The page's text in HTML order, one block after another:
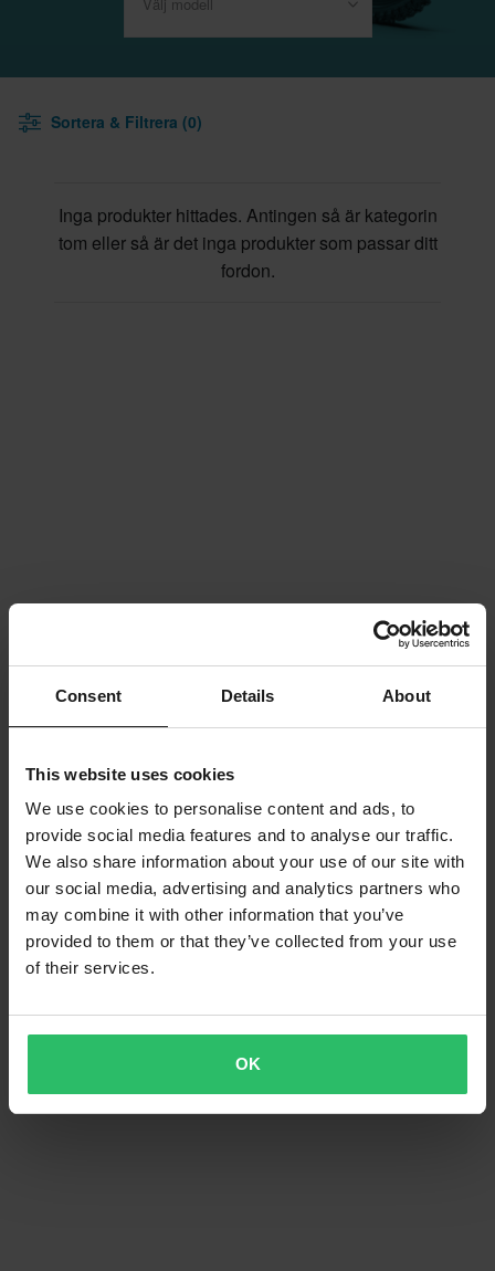
Consent Details About
This website uses cookies
We use cookies to personalise content and ads, to
provide social media features and to analyse our traffic.
We also share information about your use of our site with
our social media, advertising and analytics partners who
may combine it with other information that you’ve
provided to them or that they’ve collected from your use
of their services.
OK
Sortera & Filtrera (0)
Inga produkter hittades. Antingen så är kategorin
tom eller så är det inga produkter som passar ditt
fordon.